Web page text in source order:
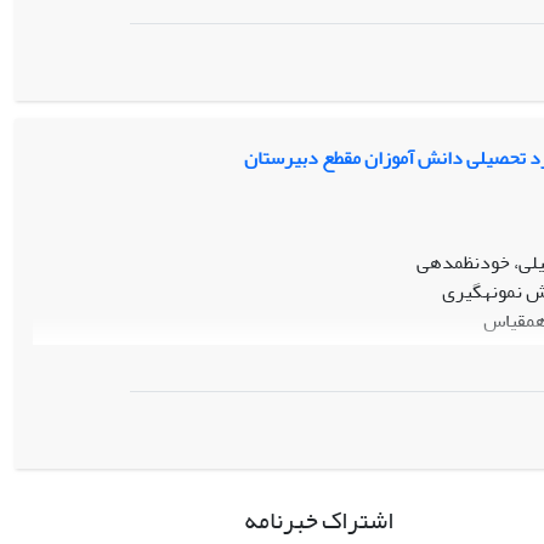
یاد شده از برازش
تحصیلی دانش آموزان مقطع دبیرستان
خودنظمدهی
تحلیل
و
اشتراک خبرنامه